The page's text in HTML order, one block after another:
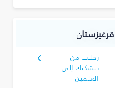
رحلات من
بيشكيك إلى
العلمين